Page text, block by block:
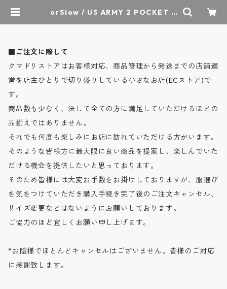
orSlow / US ARMY 2 POCKET C
■ご注文に際して
クマドリストアはお客様対応、商品管理から発送までの店舗運
営を店主ひとりで切り盛りしている小さなお店(ECストア)で
す。
商品数も少なく、決して全ての方に満足していただけるほどの
品揃えではありません。
それでも何度も楽しみにお店に訪れていただける方がいます。
そのような皆様方に最大限に良い商品を提案し、楽しんでいた
だける機会を提供したいと思っております。
そのため皆様には大変お手数をお掛けしておりますが、服選び
を気をつけていただき購入手続き完了後のご注文キャンセル、
サイズ変更などはないようにお願いしております。
ご協力のほど宜しくお願い申し上げます。
*お陰様でほとんどキャンセルはございません。皆様のご対応
に感謝致します。